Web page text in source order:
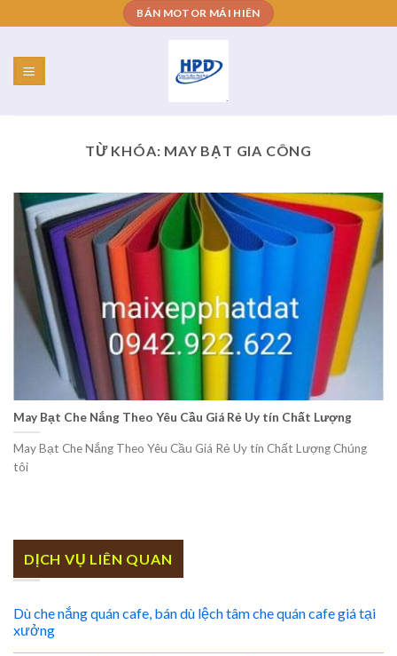
to
content
BÁN MOTOR MÁI HIÊN
TỪ KHÓA: MAY BẠT GIA CÔNG
May Bạt Che Nắng Theo Yêu Cầu Giá Rẻ Uy tín Chất Lượng
May Bạt Che Nắng Theo Yêu Cầu Giá Rẻ Uy tín Chất Lượng Chúng
tôi
DỊCH VỤ LIÊN QUAN
Dù che nắng quán cafe, bán dù lệch tâm che quán cafe giá tại
xưởng